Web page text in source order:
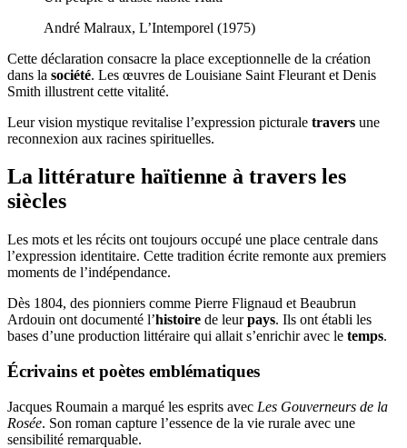
André Malraux, L’Intemporel (1975)
Cette déclaration consacre la place exceptionnelle de la création
dans la société. Les œuvres de Louisiane Saint Fleurant et Denis
Smith illustrent cette vitalité.
Leur vision mystique revitalise l’expression picturale travers une
reconnexion aux racines spirituelles.
La littérature haïtienne à travers les
siècles
Les mots et les récits ont toujours occupé une place centrale dans
l’expression identitaire. Cette tradition écrite remonte aux premiers
moments de l’indépendance.
Dès 1804, des pionniers comme Pierre Flignaud et Beaubrun
Ardouin ont documenté l’histoire de leurpays. Ils ont établi les
bases d’une production littéraire qui allait s’enrichir avec le temps.
Écrivains et poètes emblématiques
Jacques Roumain a marqué les esprits avec Les Gouverneurs de la
Rosée. Son roman capture l’essence de la vie rurale avec une
sensibilité remarquable.